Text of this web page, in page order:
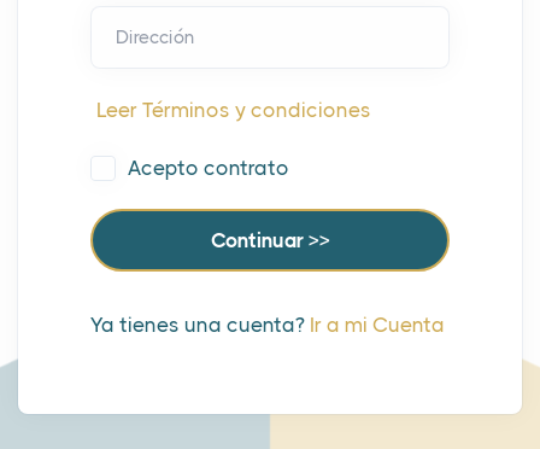
Dirección
Leer Términos y condiciones
Acepto contrato
Ya tienes una cuenta? Ir a mi Cuenta